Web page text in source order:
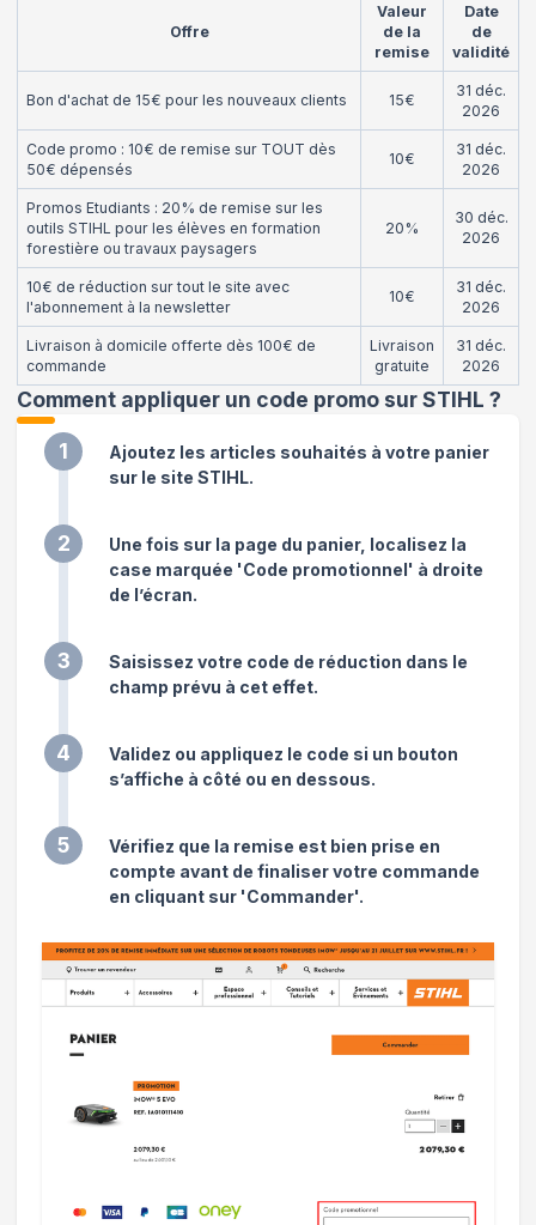
Offre
Valeur
de la
remise
Date
de
validité
Bon d'achat de 15€ pour les nouveaux clients 15€
31 déc.
2026
Code promo : 10€ de remise sur TOUT dès
50€ dépensés
10€
31 déc.
2026
Promos Etudiants : 20% de remise sur les
outils STIHL pour les élèves en formation
forestière ou travaux paysagers
20%
30 déc.
2026
10€ de réduction sur tout le site avec
l'abonnement à la newsletter
10€
31 déc.
2026
Livraison à domicile offerte dès 100€ de
commande
Livraison
gratuite
31 déc.
2026
Comment appliquer un code promo sur STIHL ?
1
Ajoutez les articles souhaités à votre panier
sur le site STIHL.
2
Une fois sur la page du panier, localisez la
case marquée 'Code promotionnel' à droite
de l’écran.
3
Saisissez votre code de réduction dans le
champ prévu à cet effet.
4
Validez ou appliquez le code si un bouton
s’affiche à côté ou en dessous.
5
Vérifiez que la remise est bien prise en
compte avant de finaliser votre commande
en cliquant sur 'Commander'.